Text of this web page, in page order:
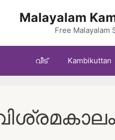
Malayalam
Free
വീട് Kambikuttan